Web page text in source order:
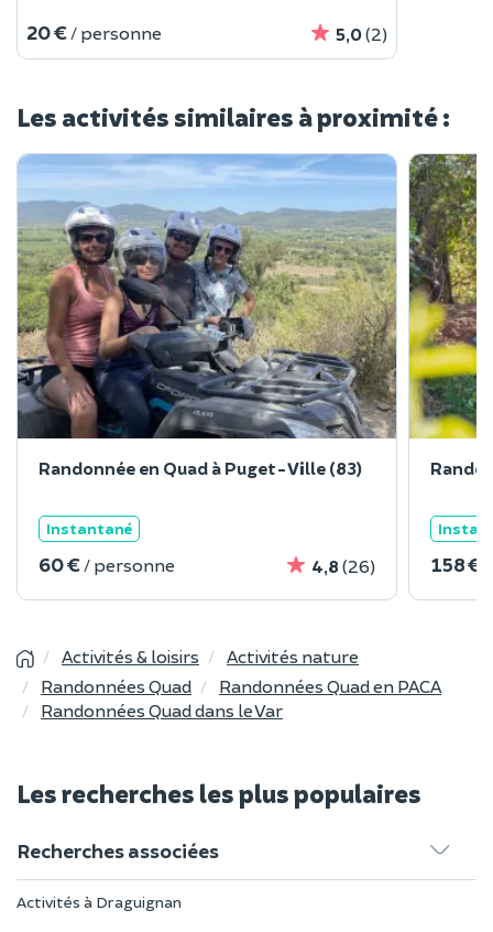
20 € / personne 5,0(2)
Les activités similaires à proximité :
Randonnée en Quad à Puget-Ville (83)
Instantané
60 € / personne 4,8 (26) 158 €
Activités & loisirs
Activités nature
Randonnées Quad
Randonnées Quad en PACA
Randonnées Quad dans le Var
Les recherches les plus populaires
Recherches associées
Activités à Draguignan